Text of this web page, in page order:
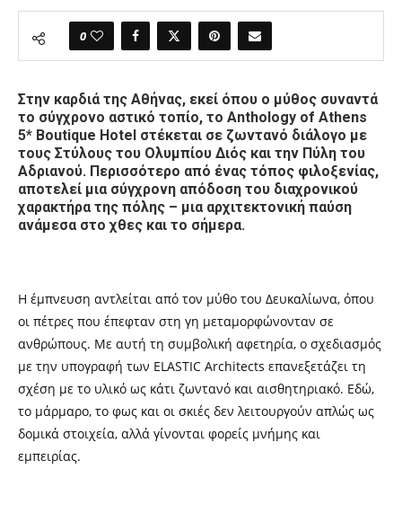
0
Στην καρδιά της Αθήνας, εκεί όπου ο μύθος συναντά
το σύγχρονο αστικό τοπίο, το Anthology of Athens
5* Boutique Hotel στέκεται σε ζωντανό διάλογο με
τους Στύλους του Ολυμπίου Διός και την Πύλη του
Αδριανού. Περισσότερο από ένας τόπος φιλοξενίας,
αποτελεί μια σύγχρονη απόδοση του διαχρονικού
χαρακτήρα της πόλης – μια αρχιτεκτονική παύση
ανάμεσα στο χθες και το σήμερα.
Η έμπνευση αντλείται από τον μύθο του Δευκαλίωνα, όπου
οι πέτρες που έπεφταν στη γη μεταμορφώνονταν σε
ανθρώπους. Με αυτή τη συμβολική αφετηρία, ο σχεδιασμός
με την υπογραφή των ELASTIC Architects επανεξετάζει τη
σχέση με το υλικό ως κάτι ζωντανό και αισθητηριακό. Εδώ,
το μάρμαρο, το φως και οι σκιές δεν λειτουργούν απλώς ως
δομικά στοιχεία, αλλά γίνονται φορείς μνήμης και
εμπειρίας.